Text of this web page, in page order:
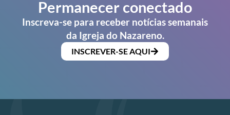
Permanecer conectado
Inscreva-se para receber notícias semanais
da Igreja do Nazareno.
INSCREVER-SE AQUI